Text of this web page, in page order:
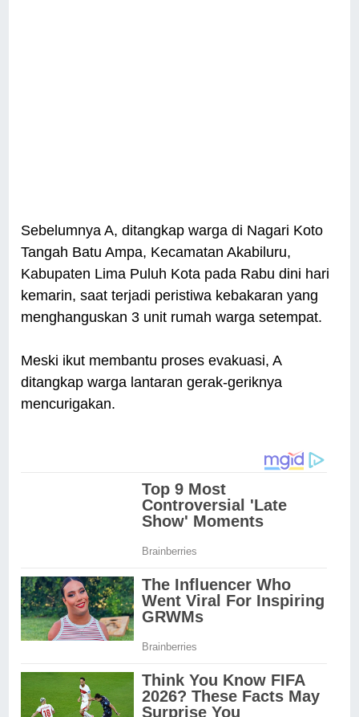
Sebelumnya A, ditangkap warga di Nagari Koto
Tangah Batu Ampa, Kecamatan Akabiluru,
Kabupaten Lima Puluh Kota pada Rabu dini hari
kemarin, saat terjadi peristiwa kebakaran yang
menghanguskan 3 unit rumah warga setempat.
Meski ikut membantu proses evakuasi, A
ditangkap warga lantaran gerak-geriknya
mencurigakan.